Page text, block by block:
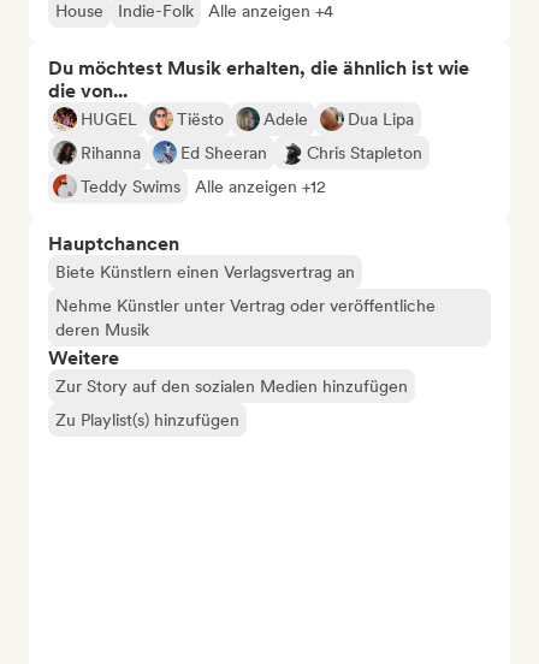
House
Indie-Folk Alle anzeigen +4
Du möchtest Musik erhalten, die ähnlich ist wie
die von...
HUGEL Tiësto Adele
Dua Lipa
Rihanna
Ed Sheeran
Chris Stapleton
Teddy Swims
Alle anzeigen +12
Hauptchancen
Biete Künstlern einen Verlagsvertrag an
Nehme Künstler unter Vertrag oder veröffentliche
deren Musik
Weitere
Zur Story auf den sozialen Medien hinzufügen
Zu Playlist(s) hinzufügen